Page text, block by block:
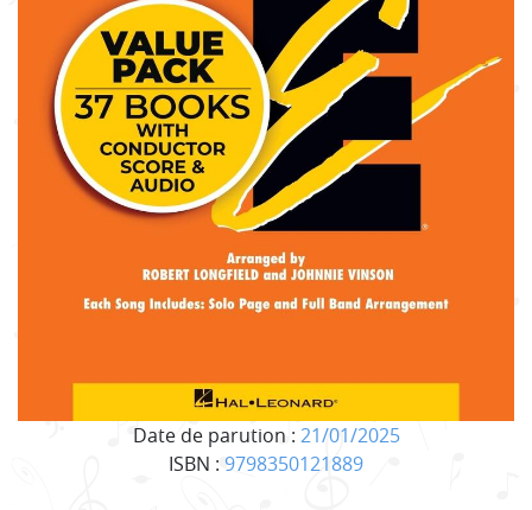
Date de parution : 21/01/2025
ISBN : 9798350121889